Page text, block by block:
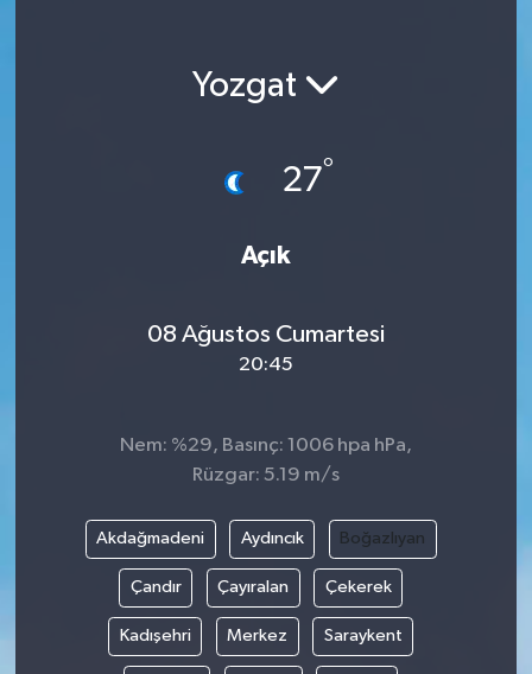
Yozgat
27°
Açık
08 Ağustos Cumartesi
20:45
Nem: %29, Basınç: 1006 hpa hPa,
Rüzgar: 5.19 m/s
Akdağmadeni Aydıncık Boğazlıyan
Çandır Çayıralan Çekerek
Kadışehri Merkez Saraykent